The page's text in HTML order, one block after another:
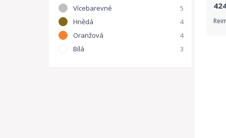
Vícebarevné
5
Hnědá
4
Oranžová
4
Bílá
3